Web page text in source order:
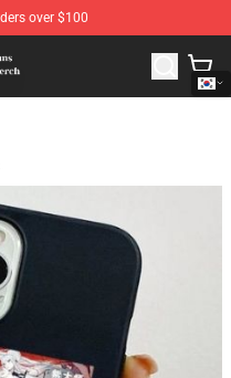
over $100
Demon Lord 2099